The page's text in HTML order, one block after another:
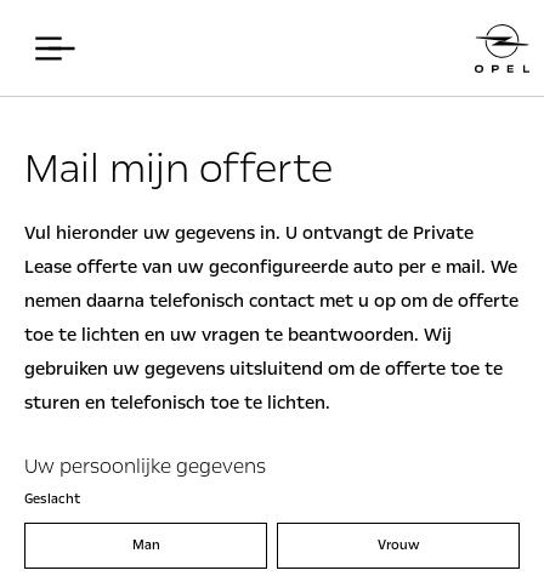
Mail mijn offerte
Vul hieronder uw gegevens in. U ontvangt de Private
Lease offerte van uw geconfigureerde auto per e mail. We
nemen daarna telefonisch contact met u op om de offerte
toe te lichten en uw vragen te beantwoorden. Wij
gebruiken uw gegevens uitsluitend om de offerte toe te
sturen en telefonisch toe te lichten.
Uw persoonlijke gegevens
Geslacht
Man Vrouw